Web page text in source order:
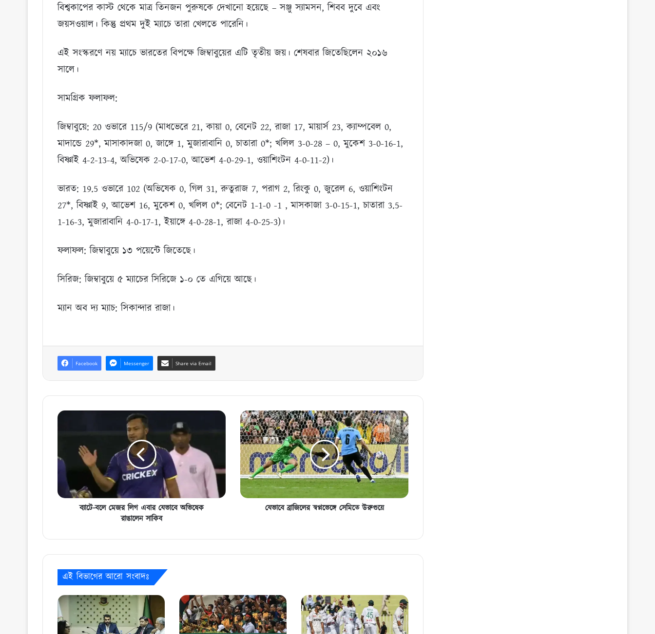
বিশ্বকাপের কাস্ট থেকে মাত্র তিনজন পুরুষকে দেখানো হয়েছে – সঞ্জু স্যামসন, শিবব দুবে এবং
জয়সওয়াল। কিন্তু প্রথম দুই ম্যাচে তারা খেলতে পারেনি।
এই সংস্করণে নয় ম্যাচে ভারতের বিপক্ষে জিম্বাবুয়ের এটি তৃতীয় জয়। শেষবার জিতেছিলেন ২০১৬
সালে।
সামগ্রিক ফলাফল:
জিম্বাবুয়ে: 20 ওভারে 115/9 (মাধভেরে 21, কায়া 0, বেনেট 22, রাজা 17, মায়ার্স 23, ক্যাম্পবেল 0,
মাদান্ডে 29*, মাসাকাদজা 0, জাঙ্গে 1, মুজারাবানি 0, চাতারা 0*; খলিল 3-0-28 – 0, মুকেশ 3-0-16-1,
বিষ্ণাই 4-2-13-4, অভিষেক 2-0-17-0, আভেশ 4-0-29-1, ওয়াশিংটন 4-0-11-2)।
ভারত: 19.5 ওভারে 102 (অভিষেক 0, গিল 31, রুতুরাজ 7, পরাগ 2, রিংকু 0, জুরেল 6, ওয়াশিংটন
27*, বিষ্ণাই 9, আভেশ 16, মুকেশ 0, খলিল 0*; বেনেট 1-1-0 -1 , মাসকাজা 3-0-15-1, চাতারা 3.5-
1-16-3, মুজারাবানি 4-0-17-1, ইয়াঙ্গে 4-0-28-1, রাজা 4-0-25-3)।
ফলাফল: জিম্বাবুয়ে ১৩ পয়েন্টে জিতেছে।
সিরিজ: জিম্বাবুয়ে ৫ ম্যাচের সিরিজে ১-০ তে এগিয়ে আছে।
ম্যান অব দ্য ম্যাচ: সিকান্দার রাজা।
Facebook Messenger Share via Email
ব্যাটে-
এবার
যেভাবে
রাঙালেন
সাকিব
ব্যাটে-বলে মেজর লিগ এবার যেভাবে অভিষেক
রাঙালেন সাকিব
যেভাবে
ব্রাজিলের
স্বপ্নভেঙ্গে
সেমিতে
উরুগুয়ে
যেভাবে ব্রাজিলের স্বপ্নভেঙ্গে সেমিতে উরুগুয়ে
এই বিভাগের আরো সংবাদঃ